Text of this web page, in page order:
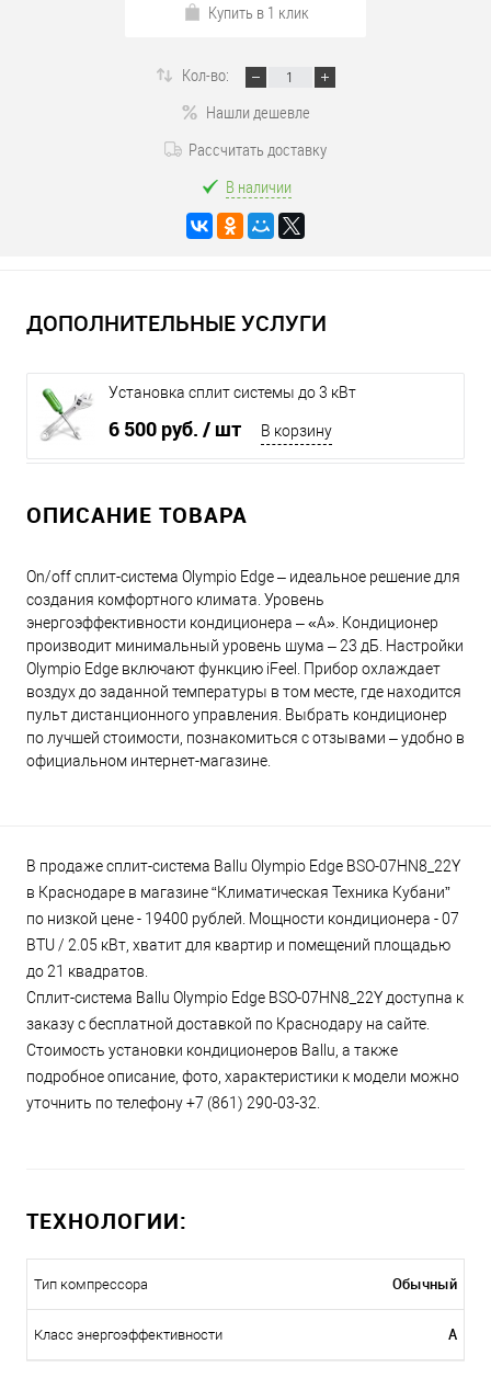
Купить в 1 клик
Кол-во:
Нашли дешевле
Рассчитать доставку
В наличии
ДОПОЛНИТЕЛЬНЫЕ УСЛУГИ
Установка сплит системы до 3 кВт
6 500 руб. / шт В корзину
ОПИСАНИЕ ТОВАРА
On/off сплит-система Olympio Edge – идеальное решение для
создания комфортного климата. Уровень
энергоэффективности кондиционера – «А». Кондиционер
производит минимальный уровень шума – 23 дБ. Настройки
Olympio Edge включают функцию iFeel. Прибор охлаждает
воздух до заданной температуры в том месте, где находится
пульт дистанционного управления. Выбрать кондиционер
по лучшей стоимости, познакомиться с отзывами – удобно в
официальном интернет-магазине.
В продаже сплит-система Ballu Olympio Edge BSO-07HN8_22Y
в Краснодаре в магазине “Климатическая Техника Кубани”
по низкой цене - 19400 рублей. Мощности кондиционера - 07
BTU / 2.05 кВт, хватит для квартир и помещений площадью
до 21 квадратов.
Сплит-система Ballu Olympio Edge BSO-07HN8_22Y доступна к
заказу с бесплатной доставкой по Краснодару на сайте.
Стоимость установки кондиционеров Ballu, а также
подробное описание, фото, характеристики к модели можно
уточнить по телефону +7 (861) 290-03-32.
ТЕХНОЛОГИИ:
Тип компрессора Обычный
Класс энергоэффективности A